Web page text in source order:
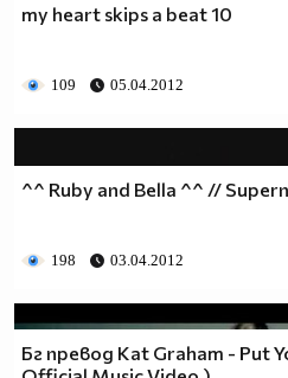
my heart skips a beat 10
109 05.04.2012
^^ Ruby and Bella ^^ //
198 03.04.2012
Бг превод Kat Graham - Put